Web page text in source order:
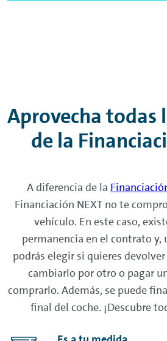
Aprovecha todas
de la
A diferencia de la
Financiación NEXTno te
vehículo. En este caso,
permanencia en el contrato y,
podrás elegir si quieres
cambiarlo por otro o pagar
comprarlo. Además, se puede
final del coche. ¡Descubre